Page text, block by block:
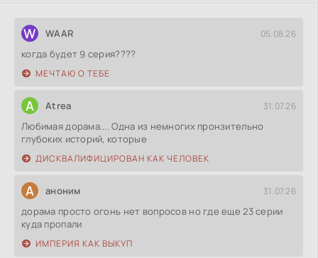
W WAAR 05.08.26
когда будет 9 серия????
МЕЧТАЮ О ТЕБЕ
A Atrea 31.07.26
Любимая дорама.... Одна из немногих пронзительно
глубоких историй, которые
ДИСКВАЛИФИЦИРОВАН КАК ЧЕЛОВЕК
А аноним 31.07.26
дорама просто огонь нет вопросов но где еще 23 серии
куда пропали
ИМПЕРИЯ КАК ВЫКУП